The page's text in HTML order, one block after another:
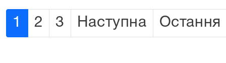
1 2 3 Наступна Остання